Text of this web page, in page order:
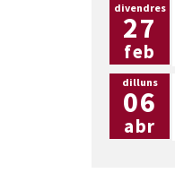
divendres
27
feb
dilluns
06
abr